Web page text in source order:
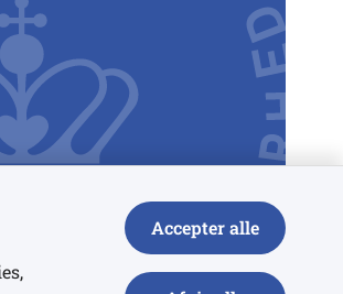
Accepter alle